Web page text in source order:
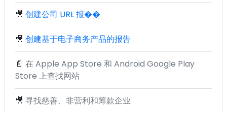
🎥 创建公司 URL 报��
🎥 创建基于电子商务产品的报告
📄 在 Apple App Store 和 Android Google Play
Store 上查找网站
🎥 寻找慈善、非营利和筹款企业